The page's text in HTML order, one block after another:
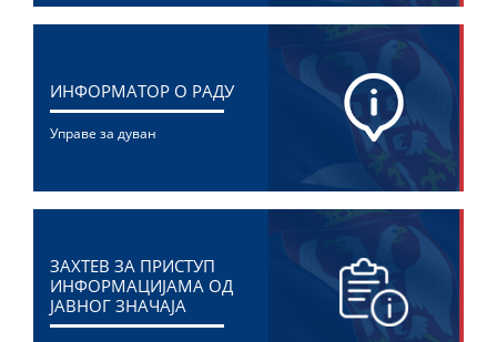
ИНФОРМАТОР О РАДУ
Управе за дуван
ЗАХТЕВ ЗА ПРИСТУП
ИНФОРМАЦИЈАМА ОД
ЈАВНОГ ЗНАЧАЈА